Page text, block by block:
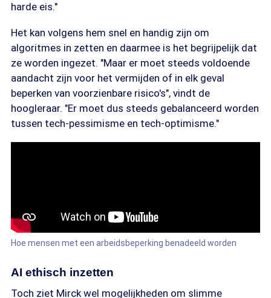
harde eis."
Het kan volgens hem snel en handig zijn om
algoritmes in zetten en daarmee is het begrijpelijk dat
ze worden ingezet. "Maar er moet steeds voldoende
aandacht zijn voor het vermijden of in elk geval
beperken van voorzienbare risico's", vindt de
hoogleraar. "Er moet dus steeds gebalanceerd worden
tussen tech-pessimisme en tech-optimisme."
Hoe mensen met een arbeidsbeperking benadeeld worden
AI ethisch inzetten
Toch ziet Mirck wel mogelijkheden om slimme